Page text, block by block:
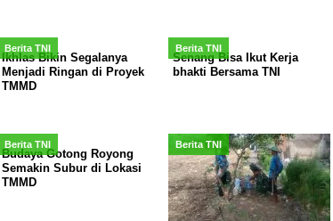
Berita TNI
Ikhlas Bikin Segalanya
Menjadi Ringan di Proyek
TMMD
Berita TNI
Senang Bisa Ikut Kerja
bhakti Bersama TNI
Berita TNI
Budaya Gotong Royong
Semakin Subur di Lokasi
TMMD
Berita TNI